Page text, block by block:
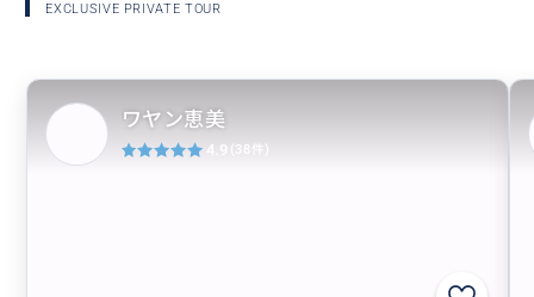
EXCLUSIVE PRIVATE TOUR
ワヤン恵美
4.9 (38件)